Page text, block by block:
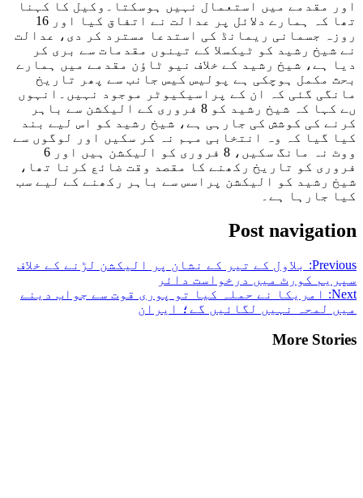
اور مقدمے میں استعمال نہیں ہوسکتا۔وکیل کا کہنا
تھا کہ ہمارے دلائل پر عدالت نے اتفاق کیا اور 16
روزہ جسمانی ریمانڈ کی استدعا مسترد کر دی، عدالت
نے شیخ رشید کو ٹیکسلا کے تینوں مقدمات سے بری کر
دیا ہے، شیخ رشید کے خلاف نیو ٹاؤن مقدمے میں ہمارے
بحث مکمل ہوچکی ہے پولیس کیس جانب سے پھر تاریخ
مانگی گئی کہ ان کے پراسیکیوٹر موجود نہیں۔انہوں
ںے کہا کہ شیخ رشید کو 8 فروری کے الیکشن سے باہر
کرنے کی کوشش کی جارہی ہے، شیخ رشید کو اس لیے بند
کیا گیا کہ وہ انتخابی مہم نہ کر سکیں اور لوگوں سے
ووٹ نہ مانگ سکیں، 8 فروری کو الیکشن ہیں اور 6
فروری کو تاریخ رکھنے کا مقصد وقت ضائع کرنا تھا،
شیخ رشید کو الیکشن پراسس سے باہر رکھنے کے لیے سب
کیا جارہا ہے۔
Post navigation
Previous:
بلاول کے تیر کے نشان پر الیکشن لڑنے کے خلاف
سپریم کورٹ میں درخواست دائر
Next:
امریکا نے حملہ کیا تو پوری قوت سے جواب دینے
میں لمحہ نہیں لگائیں گے؛ ایران
More Stories